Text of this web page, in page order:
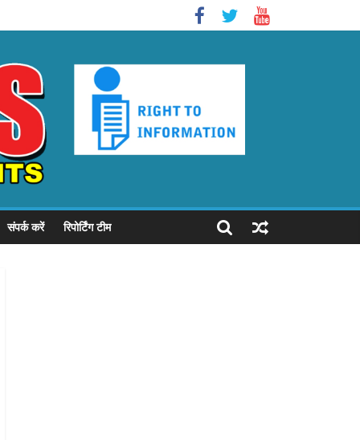
संपर्क करें रिपोर्टिंग टीम